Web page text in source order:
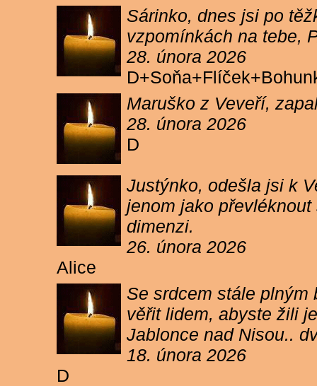
Sárinko, dnes jsi po
vzpomínkách na tebe,
28. února 2026
Maruško z Veveří,
28. února 2026
D
Justýnko, odešla jsi k
jenom jako
dimenzi.
26. února 2026
Alice
Se srdcem stále
věřit lidem, abyste žili
Jablonce nad Nisou..
18. února 2026
D